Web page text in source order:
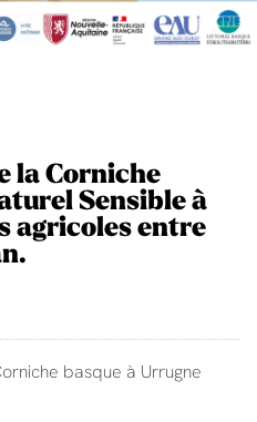
la Corniche
Sensible à
agricoles entre
basque à Urrugne